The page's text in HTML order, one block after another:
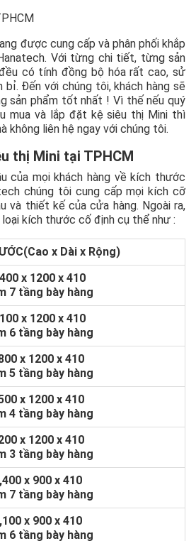
được cung cấp và phân phối khắp
Với từng chi tiết, từng sản
có tính đồng bộ hóa rất cao, sử
bỉ. Đến với chúng tôi, khách hàng sẽ
sản phẩm tốt nhất ! Vì thế nếu quý
mua và lắp đặt kệ siêu thị Mini thì
không liên hệ ngay với chúng tôi.
thị Mini tại TPHCM
của mọi khách hàng về kích thước
chúng tôi cung cấp mọi kích cỡ
và thiết kế của cửa hàng. Ngoài ra,
kích thước cố định cụ thể như :
x Dài x Rộng)
x 1200 x 410
7 tầng bày hàng
x 1200 x 410
6 tầng bày hàng
x 1200 x 410
5 tầng bày hàng
x 1200 x 410
4 tầng bày hàng
x 1200 x 410
3 tầng bày hàng
x 900 x 410
7 tầng bày hàng
x 900 x 410
6 tầng bày hàng